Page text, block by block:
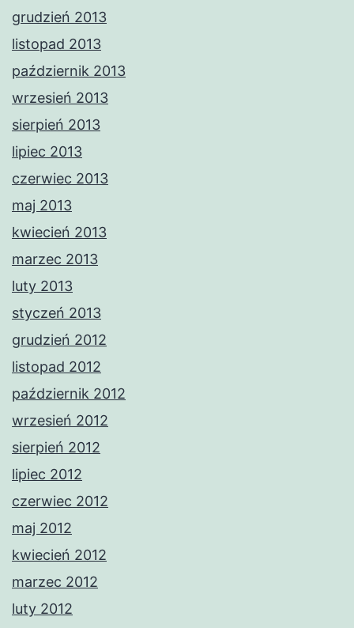
grudzień 2013
listopad 2013
październik 2013
wrzesień 2013
sierpień 2013
lipiec 2013
czerwiec 2013
maj 2013
kwiecień 2013
marzec 2013
luty 2013
styczeń 2013
grudzień 2012
listopad 2012
październik 2012
wrzesień 2012
sierpień 2012
lipiec 2012
czerwiec 2012
maj 2012
kwiecień 2012
marzec 2012
luty 2012